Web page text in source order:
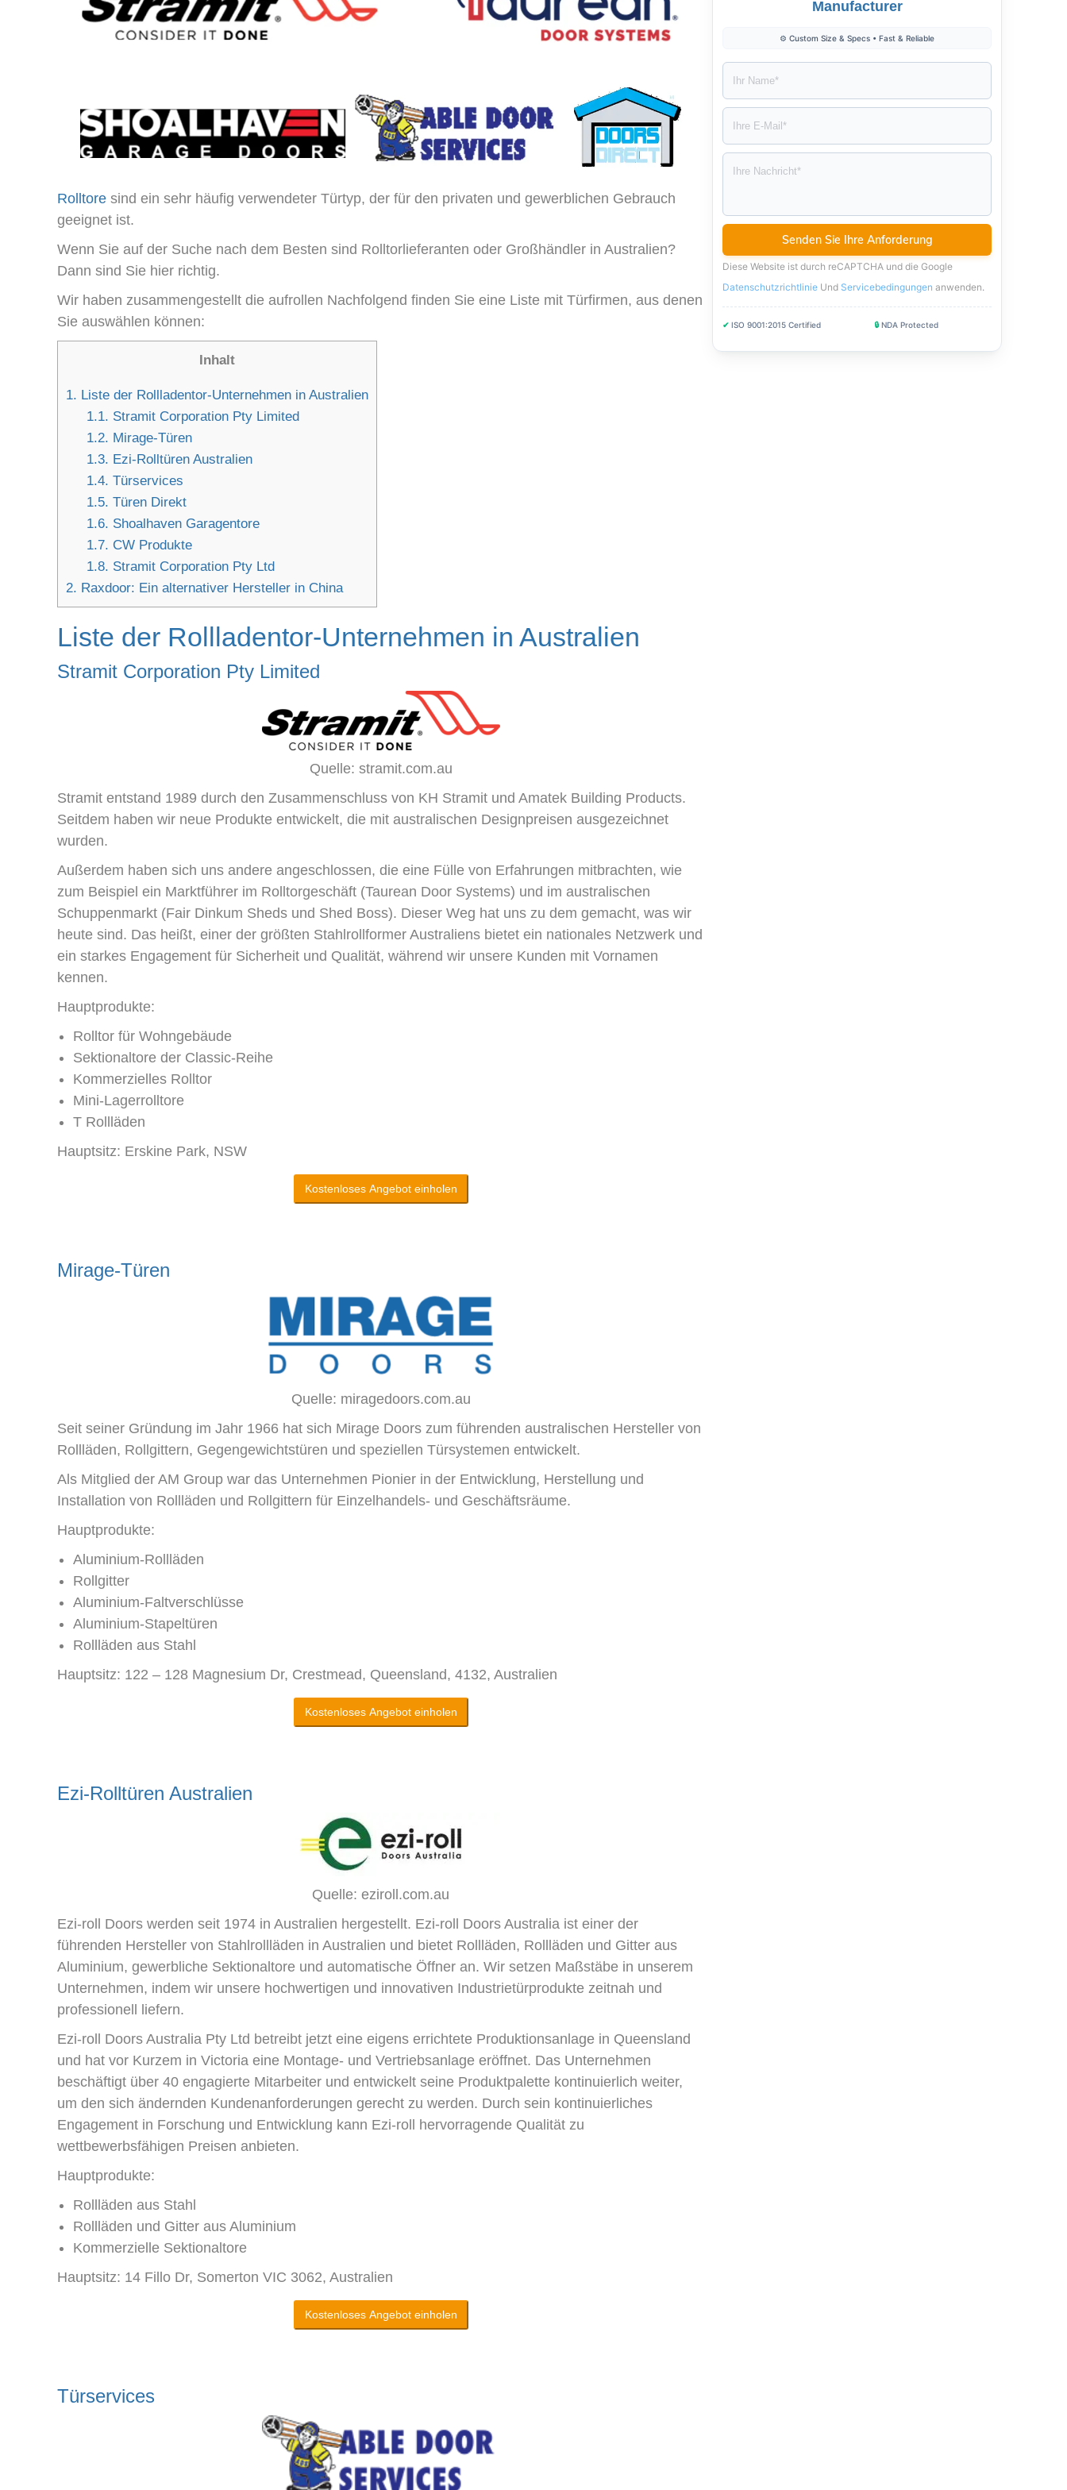
Rolltore sind ein sehr häufig verwendeter Türtyp, der für den privaten und gewerblichen Gebrauch
geeignet ist.
Wenn Sie auf der Suche nach dem Besten sind Rolltorlieferanten oder Großhändler in Australien?
Dann sind Sie hier richtig.
Wir haben zusammengestellt die aufrollen Nachfolgend finden Sie eine Liste mit Türfirmen, aus denen
Sie auswählen können:
Inhalt
1. Liste der Rollladentor-Unternehmen in Australien
1.1. Stramit Corporation Pty Limited
1.2. Mirage-Türen
1.3. Ezi-Rolltüren Australien
1.4. Türservices
1.5. Türen Direkt
1.6. Shoalhaven Garagentore
1.7. CW Produkte
1.8. Stramit Corporation Pty Ltd
2. Raxdoor: Ein alternativer Hersteller in China
Liste der Rollladentor-Unternehmen in Australien
Stramit Corporation Pty Limited
Quelle: stramit.com.au
Stramit entstand 1989 durch den Zusammenschluss von KH Stramit und Amatek Building Products.
Seitdem haben wir neue Produkte entwickelt, die mit australischen Designpreisen ausgezeichnet
wurden.
Außerdem haben sich uns andere angeschlossen, die eine Fülle von Erfahrungen mitbrachten, wie
zum Beispiel ein Marktführer im Rolltorgeschäft (Taurean Door Systems) und im australischen
Schuppenmarkt (Fair Dinkum Sheds und Shed Boss). Dieser Weg hat uns zu dem gemacht, was wir
heute sind. Das heißt, einer der größten Stahlrollformer Australiens bietet ein nationales Netzwerk und
ein starkes Engagement für Sicherheit und Qualität, während wir unsere Kunden mit Vornamen
kennen.
Hauptprodukte:
Rolltor für Wohngebäude
Sektionaltore der Classic-Reihe
Kommerzielles Rolltor
Mini-Lagerrolltore
T Rollläden
Hauptsitz: Erskine Park, NSW
Kostenloses Angebot einholen
Mirage-Türen
Quelle: miragedoors.com.au
Seit seiner Gründung im Jahr 1966 hat sich Mirage Doors zum führenden australischen Hersteller von
Rollläden, Rollgittern, Gegengewichtstüren und speziellen Türsystemen entwickelt.
Als Mitglied der AM Group war das Unternehmen Pionier in der Entwicklung, Herstellung und
Installation von Rollläden und Rollgittern für Einzelhandels- und Geschäftsräume.
Hauptprodukte:
Aluminium-Rollläden
Rollgitter
Aluminium-Faltverschlüsse
Aluminium-Stapeltüren
Rollläden aus Stahl
Hauptsitz: 122 – 128 Magnesium Dr, Crestmead, Queensland, 4132, Australien
Kostenloses Angebot einholen
Ezi-Rolltüren Australien
Quelle: eziroll.com.au
Ezi-roll Doors werden seit 1974 in Australien hergestellt. Ezi-roll Doors Australia ist einer der
führenden Hersteller von Stahlrollläden in Australien und bietet Rollläden, Rollläden und Gitter aus
Aluminium, gewerbliche Sektionaltore und automatische Öffner an. Wir setzen Maßstäbe in unserem
Unternehmen, indem wir unsere hochwertigen und innovativen Industrietürprodukte zeitnah und
professionell liefern.
Ezi-roll Doors Australia Pty Ltd betreibt jetzt eine eigens errichtete Produktionsanlage in Queensland
und hat vor Kurzem in Victoria eine Montage- und Vertriebsanlage eröffnet. Das Unternehmen
beschäftigt über 40 engagierte Mitarbeiter und entwickelt seine Produktpalette kontinuierlich weiter,
um den sich ändernden Kundenanforderungen gerecht zu werden. Durch sein kontinuierliches
Engagement in Forschung und Entwicklung kann Ezi-roll hervorragende Qualität zu
wettbewerbsfähigen Preisen anbieten.
Hauptprodukte:
Rollläden aus Stahl
Rollläden und Gitter aus Aluminium
Kommerzielle Sektionaltore
Hauptsitz: 14 Fillo Dr, Somerton VIC 3062, Australien
Kostenloses Angebot einholen
Türservices
Manufacturer
⚙️ Custom Size & Specs • Fast & Reliable
Diese Website ist durch reCAPTCHA und die Google
Datenschutzrichtlinie Und Servicebedingungen anwenden.
✔ ISO 9001:2015 Certified 🔒 NDA Protected